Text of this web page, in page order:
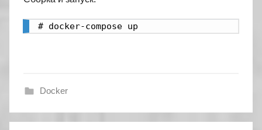
# docker-compose up
Docker